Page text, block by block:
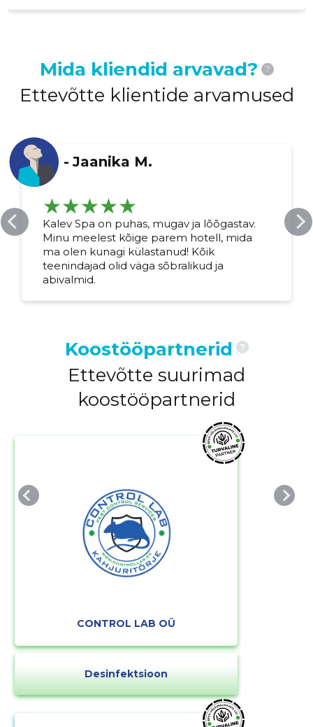
Mida kliendid arvavad? ?
Ettevõtte klientide arvamused
- Jaanika M.
Kalev Spa on puhas, mugav ja lõõgastav.
Minu meelest kõige parem hotell, mida
ma olen kunagi külastanud! Kõik
teenindajad olid väga sõbralikud ja
abivalmid.
Koostööpartnerid ?
Ettevõtte suurimad
koostööpartnerid
CONTROL LAB OÜ
Desinfektsioon